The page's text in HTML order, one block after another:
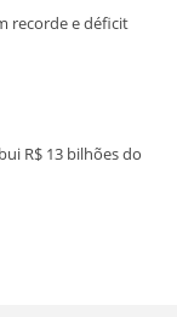
recorde e déficit
R$ 13 bilhões do